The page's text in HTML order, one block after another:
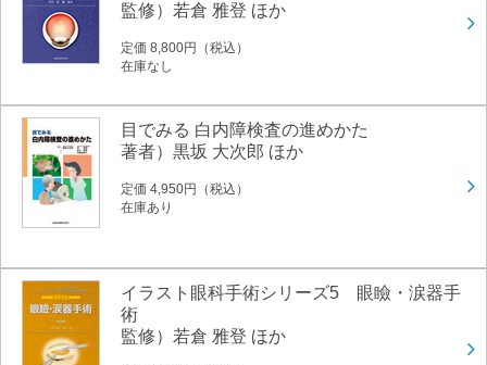
監修）若倉 雅登 ほか
定価 8,800円（税込）
在庫なし
目でみる 白内障検査の進めかた
著者）黒坂 大次郎 ほか
定価 4,950円（税込）
在庫あり
イラスト眼科手術シリーズ5 眼瞼・涙器手
術
監修）若倉 雅登 ほか